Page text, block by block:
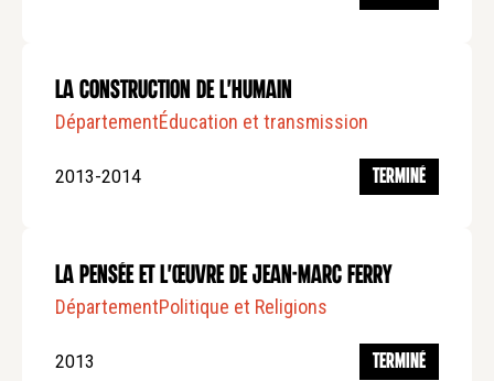
La Construction de l'Humain
DépartementÉducation et transmission
2013-2014 TERMINÉ
La pensée et l'œuvre de Jean-Marc Ferry
DépartementPolitique et Religions
2013 TERMINÉ